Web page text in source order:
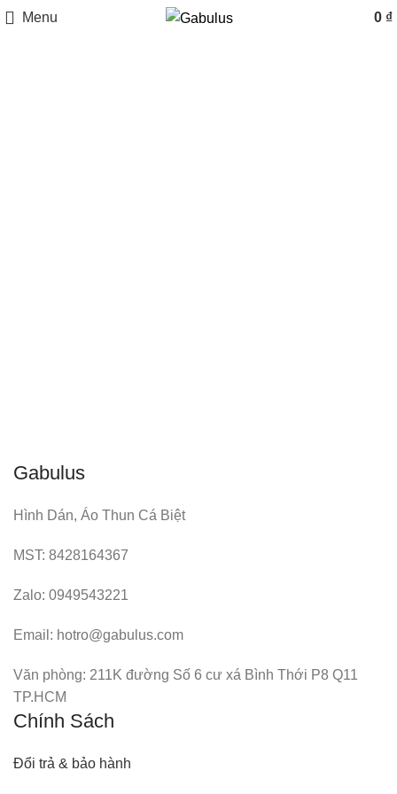
Menu 0 ₫
Gabulus
Hình Dán, Áo Thun Cá Biệt
MST: 8428164367
Zalo: 0949543221
Email: hotro@gabulus.com
Văn phòng: 211K đường Số 6 cư xá Bình Thới P8 Q11
TP.HCM
Chính Sách
Đổi trả & bảo hành